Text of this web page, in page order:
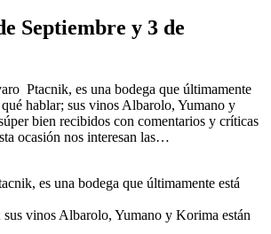
Septiembre y 3 de
Ptacnik, es una bodega que últimamente
hablar; sus vinos Albarolo, Yumano y
bien recibidos con comentarios y críticas
ocasión nos interesan las…
es una bodega que últimamente está
sus vinos Albarolo, Yumano y Korima están